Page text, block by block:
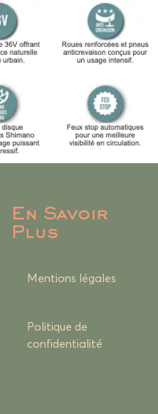
En Savoir
Plus
Mentions légales
Politique de
confidentialité